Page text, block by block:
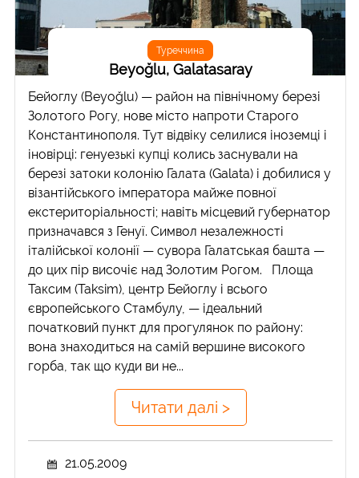
Туреччина
Beyoğlu, Galatasaray
Бейоглу (Beyoğlu) — район на північному березі
Золотого Рогу, нове місто напроти Старого
Константинополя. Тут відвіку селилися іноземці і
іновірці: генуезькі купці колись заснували на
березі затоки колонію Галата (Galata) і добилися у
візантійського імператора майже повної
екстериторіальності; навіть місцевий губернатор
призначався з Генуї. Символ незалежності
італійської колонії — сувора Галатськая башта —
до цих пір височіє над Золотим Рогом. Площа
Таксим (Taksim), центр Бейоглу і всього
європейського Стамбулу, — ідеальний
початковий пункт для прогулянок по району:
вона знаходиться на самій вершине високого
горба, так що куди ви не...
Читати далі >
21.05.2009